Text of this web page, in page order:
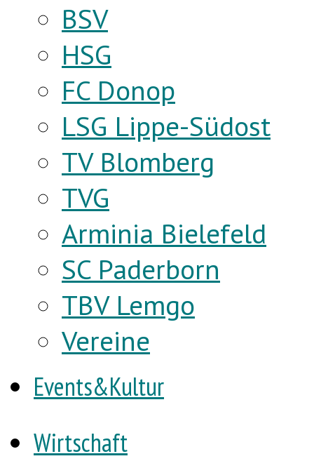
BSV
HSG
FC Donop
LSG Lippe-Südost
TV Blomberg
TVG
Arminia Bielefeld
SC Paderborn
TBV Lemgo
Vereine
Events&Kultur
Wirtschaft